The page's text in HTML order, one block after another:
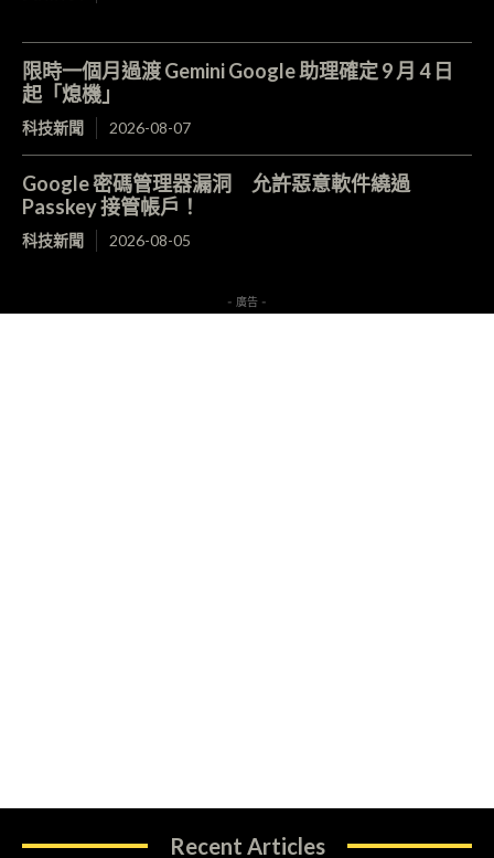
限時一個月過渡 Gemini Google 助理確定 9 月 4 日
起「熄機」
科技新聞 2026-08-07
Google 密碼管理器漏洞 允許惡意軟件繞過
Passkey 接管帳戶！
科技新聞 2026-08-05
- 廣告 -
Recent Articles